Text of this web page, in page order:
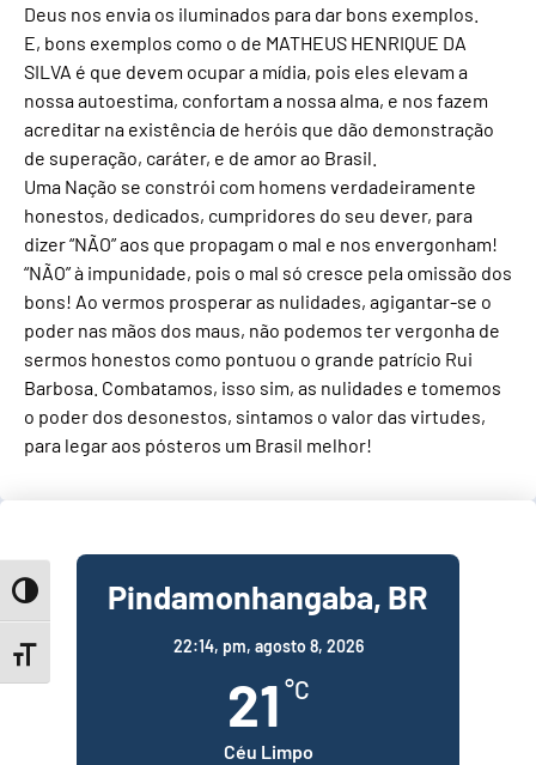
Toggle High Contrast
Toggle Font size
Deus nos envia os iluminados para dar bons exemplos.
E, bons exemplos como o de MATHEUS HENRIQUE DA
SILVA é que devem ocupar a mídia, pois eles elevam a
nossa autoestima, confortam a nossa alma, e nos fazem
acreditar na existência de heróis que dão demonstração
de superação, caráter, e de amor ao Brasil.
Uma Nação se constrói com homens verdadeiramente
honestos, dedicados, cumpridores do seu dever, para
dizer “NÃO” aos que propagam o mal e nos envergonham!
“NÃO” à impunidade, pois o mal só cresce pela omissão dos
bons! Ao vermos prosperar as nulidades, agigantar-se o
poder nas mãos dos maus, não podemos ter vergonha de
sermos honestos como pontuou o grande patrício Rui
Barbosa. Combatamos, isso sim, as nulidades e tomemos
o poder dos desonestos, sintamos o valor das virtudes,
para legar aos pósteros um Brasil melhor!
Pindamonhangaba, BR
22:14, pm, agosto 8, 2026
21 °C
Céu Limpo